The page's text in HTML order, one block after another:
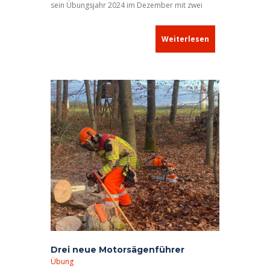
sein Übungsjahr 2024 im Dezember mit zwei
Weiterlesen
Drei neue Motorsägenführer
Übung